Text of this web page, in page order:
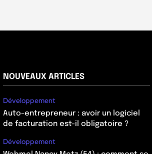
NOUVEAUX ARTICLES
Développement
Auto-entrepreneur : avoir un logiciel
de facturation est-il obligatoire ?
Développement